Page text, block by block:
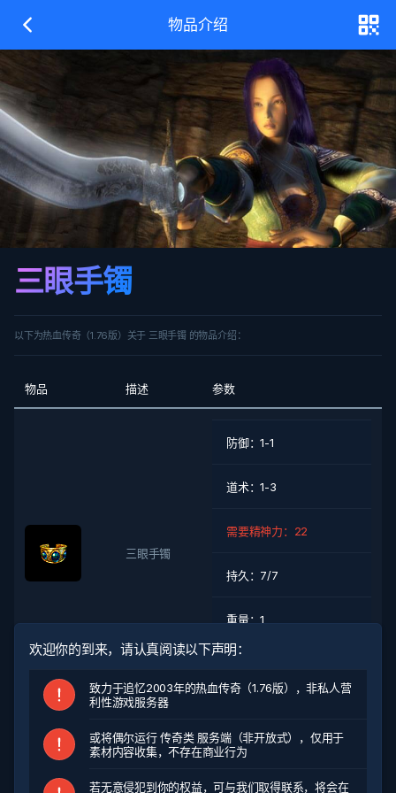
物品介绍
三眼手镯
以下为热血传奇（1.76版）关于 三眼手镯 的物品介绍：
物品 描述 参数
三眼手镯
防御：1-1
道术：1-3
需要精神力：22
持久：7/7
重量：1
以上结果对所有特殊爆率进行检索
欢迎你的到来，请认真阅读以下声明：
致力于追忆2003年的热血传奇（1.76版），非私人营
利性游戏服务器
或将偶尔运行 传奇类 服务端（非开放式），仅用于
素材内容收集，不存在商业行为
若无意侵犯到你的权益，可与我们取得联系，将会在